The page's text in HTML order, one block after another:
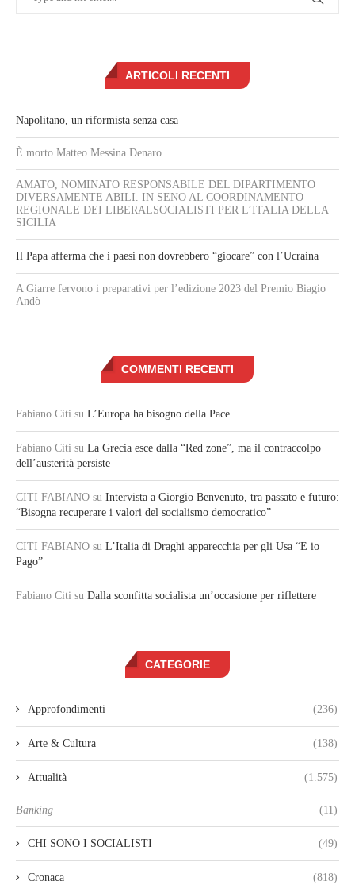
ARTICOLI RECENTI
Napolitano, un riformista senza casa
È morto Matteo Messina Denaro
AMATO, NOMINATO RESPONSABILE DEL DIPARTIMENTO
DIVERSAMENTE ABILI. IN SENO AL COORDINAMENTO
REGIONALE DEI LIBERALSOCIALISTI PER L’ITALIA DELLA
SICILIA
Il Papa afferma che i paesi non dovrebbero “giocare” con l’Ucraina
A Giarre fervono i preparativi per l’edizione 2023 del Premio Biagio
Andò
COMMENTI RECENTI
Fabiano Citi su L’Europa ha bisogno della Pace
Fabiano Citi su La Grecia esce dalla “Red zone”, ma il contraccolpo
dell’austerità persiste
CITI FABIANO su Intervista a Giorgio Benvenuto, tra passato e futuro:
“Bisogna recuperare i valori del socialismo democratico”
CITI FABIANO su L’Italia di Draghi apparecchia per gli Usa “E io
Pago”
Fabiano Citi su Dalla sconfitta socialista un’occasione per riflettere
CATEGORIE
Approfondimenti (236)
Arte & Cultura (138)
Attualità (1.575)
Banking (11)
CHI SONO I SOCIALISTI (49)
Cronaca (818)